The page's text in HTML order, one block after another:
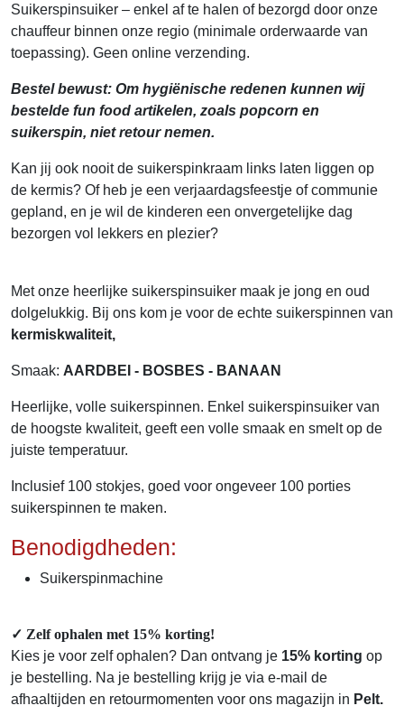
Suikerspinsuiker – enkel af te halen of bezorgd door onze
chauffeur binnen onze regio (minimale orderwaarde van
toepassing). Geen online verzending.
Bestel bewust: Om hygiënische redenen kunnen wij
bestelde fun food artikelen, zoals popcorn en
suikerspin, niet retour nemen.
Kan jij ook nooit de suikerspinkraam links laten liggen op
de kermis? Of heb je een verjaardagsfeestje of communie
gepland, en je wil de kinderen een onvergetelijke dag
bezorgen vol lekkers en plezier?
Met onze heerlijke suikerspinsuiker maak je jong en oud
dolgelukkig. Bij ons kom je voor de echte suikerspinnen van
kermiskwaliteit,
Smaak: AARDBEI - BOSBES - BANAAN
Heerlijke, volle suikerspinnen. Enkel suikerspinsuiker van
de hoogste kwaliteit, geeft een volle smaak en smelt op de
juiste temperatuur.
Inclusief 100 stokjes, goed voor ongeveer 100 porties
suikerspinnen te maken.
Benodigdheden:
Suikerspinmachine
✓ Zelf ophalen met 15% korting!
Kies je voor zelf ophalen? Dan ontvang je 15% korting op
je bestelling. Na je bestelling krijg je via e-mail de
afhaaltijden en retourmomenten voor ons magazijn in Pelt.